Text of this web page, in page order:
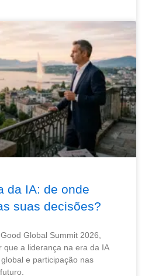
da IA: de onde
suas decisões?
Global Summit 2026,
que a liderança na era da IA
e participação nas